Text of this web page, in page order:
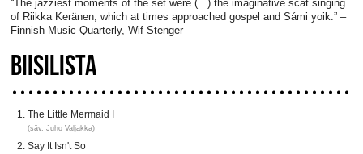
“The jazziest moments of the set were (...) the imaginative scat singing
of Riikka Keränen, which at times approached gospel and Sámi yoik.” –
Finnish Music Quarterly, Wif Stenger
BIISILISTA
The Little Mermaid I
(säv. Juho Valjakka)
Say It Isn't So